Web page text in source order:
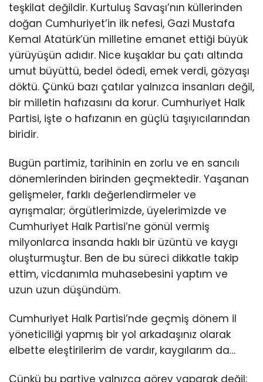
teşkilat değildir. Kurtuluş Savaşı’nın küllerinden
doğan Cumhuriyet’in ilk nefesi, Gazi Mustafa
Kemal Atatürk’ün milletine emanet ettiği büyük
yürüyüşün adıdır. Nice kuşaklar bu çatı altında
umut büyüttü, bedel ödedi, emek verdi, gözyaşı
döktü. Çünkü bazı çatılar yalnızca insanları değil,
bir milletin hafızasını da korur. Cumhuriyet Halk
Partisi, işte o hafızanın en güçlü taşıyıcılarından
biridir.
Bugün partimiz, tarihinin en zorlu ve en sancılı
dönemlerinden birinden geçmektedir. Yaşanan
gelişmeler, farklı değerlendirmeler ve
ayrışmalar; örgütlerimizde, üyelerimizde ve
Cumhuriyet Halk Partisi’ne gönül vermiş
milyonlarca insanda haklı bir üzüntü ve kaygı
oluşturmuştur. Ben de bu süreci dikkatle takip
ettim, vicdanımla muhasebesini yaptım ve
uzun uzun düşündüm.
Cumhuriyet Halk Partisi’nde geçmiş dönem il
yöneticiliği yapmış bir yol arkadaşınız olarak
elbette eleştirilerim de vardır, kaygılarım da…